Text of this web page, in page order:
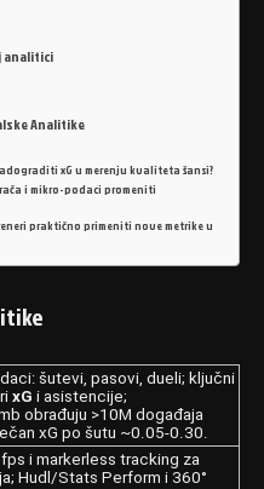
analitici
Analitike
xG u merenju kvaliteta šansi?
i mikro-podaci promeniti
praktično primeniti nove metrike u
šutevi, pasovi, dueli; ključni
xG i asistencije;
obrađuju >10M događaja
xG po šutu ~0.05-0.30.
i markerless tracking za
Hudl/Stats Perform i 360°